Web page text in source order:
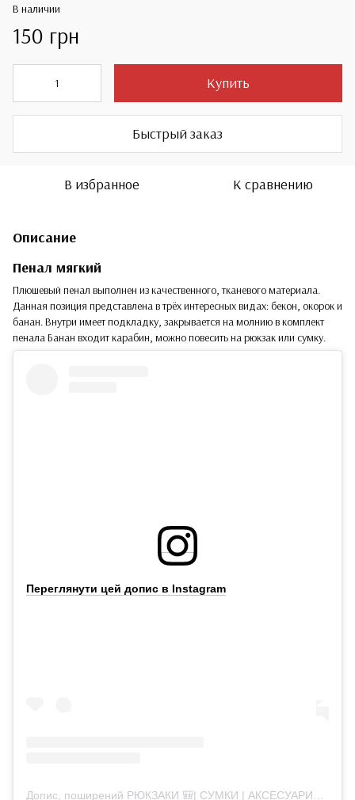
В наличии
150 грн
Купить
Быстрый заказ
В избранное К сравнению
Описание
Пенал мягкий
Плюшевый пенал выполнен из качественного, тканевого материала.
Данная позиция представлена в трёх интересных видах: бекон, окорок и
банан. Внутри имеет подкладку, закрывается на молнию в комплект
пенала Банан входит карабин, можно повесить на рюкзак или сумку.
Переглянути цей допис в Instagram